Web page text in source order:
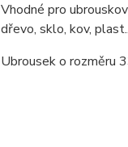
Vhodné pro
dřevo, sklo, kov,
Ubrousek o rozměru